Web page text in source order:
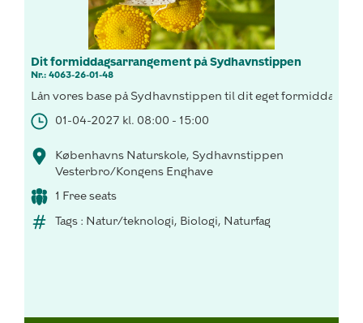
Dit formiddagsarrangement på Sydhavnstippen
Nr.: 4063-26-01-48
Lån vores base på Sydhavnstippen til dit eget
01-04-2027 kl. 08:00 - 15:00
Københavns Naturskole, Sydhavnstippen
Vesterbro/Kongens Enghave
1 Free seats
Tags : Natur/teknologi, Biologi, Naturfag